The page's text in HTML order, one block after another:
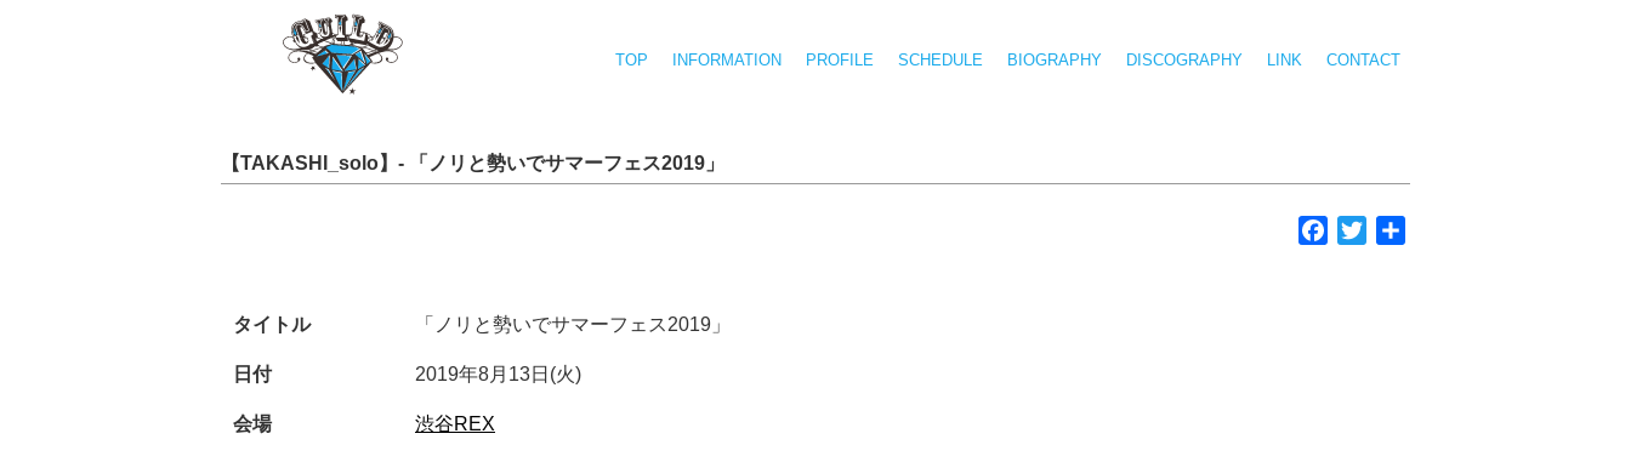
TOP INFORMATION PROFILE SCHEDULE BIOGRAPHY DISCOGRAPHY LINK CONTACT
【TAKASHI_solo】‪- 「ノリと勢いでサマーフェス2019」‬
Facebook
Twitter
タイトル 「ノリと勢いでサマーフェス2019」
日付 ‪2019年8月13日(火) ‬
会場 渋谷REX